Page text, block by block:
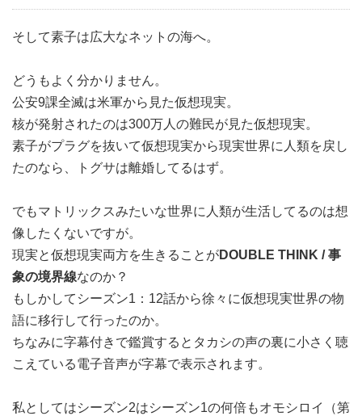
そして素子は広大なネットの海へ。
どうもよく分かりません。
公安9課全滅は米軍から見た仮想現実。
核が発射されたのは300万人の難民が見た仮想現実。
素子がプラグを抜いて仮想現実から現実世界に人類を戻し
たのなら、トグサは離婚してるはず。
でもマトリックスみたいな世界に人類が生活してるのは想
像したくないですが。
現実と仮想現実両方を生きることがDOUBLE THINK / 事
象の境界線なのか？
もしかしてシーズン1：12話から徐々に仮想現実世界の物
語に移行して行ったのか。
ちなみに字幕付きで鑑賞するとタカシの声の裏に小さく聴
こえている電子音声が字幕で表示されます。
私としてはシーズン2はシーズン1の何倍もオモシロイ（第